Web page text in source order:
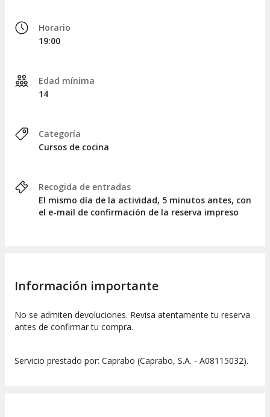
Esta actividad requiere un mínimo de asistentes, de
no alcanzarse te avisaríamos.
al menos 72 horas de antelación para que
intentemos gestionar tu solicitud.
Horario
19:00
Edad mínima
14
Categoría
Cursos de cocina
Recogida de entradas
El mismo día de la actividad, 5 minutos antes, con
el e-mail de confirmación de la reserva impreso
Información importante
No se admiten devoluciones. Revisa atentamente tu reserva
antes de confirmar tu compra.
Servicio prestado por: Caprabo (Caprabo, S.A. - A08115032).